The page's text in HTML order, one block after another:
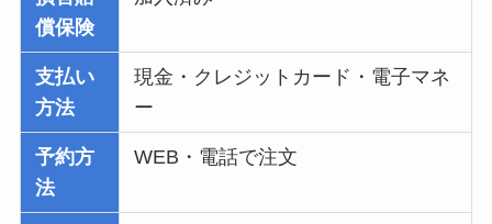
償保険
支払い
方法
現金・クレジットカード・電子マネ
ー
予約方
法
WEB・電話で注文